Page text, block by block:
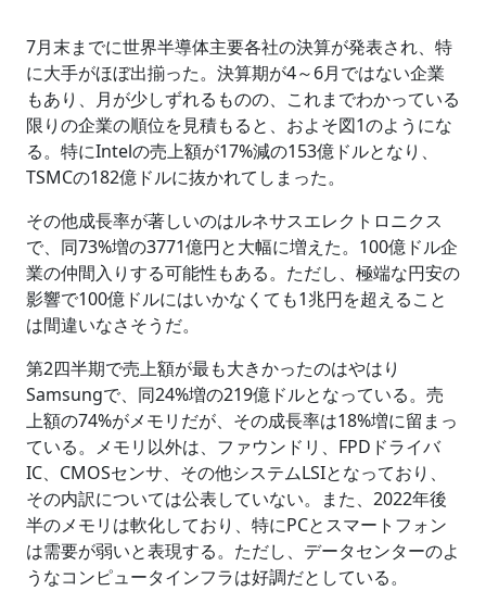
7月末までに世界半導体主要各社の決算が発表され、特
に大手がほぼ出揃った。決算期が4～6月ではない企業
もあり、月が少しずれるものの、これまでわかっている
限りの企業の順位を見積もると、およそ図1のようにな
る。特にIntelの売上額が17%減の153億ドルとなり、
TSMCの182億ドルに抜かれてしまった。
その他成長率が著しいのはルネサスエレクトロニクス
で、同73%増の3771億円と大幅に増えた。100億ドル企
業の仲間入りする可能性もある。ただし、極端な円安の
影響で100億ドルにはいかなくても1兆円を超えること
は間違いなさそうだ。
第2四半期で売上額が最も大きかったのはやはり
Samsungで、同24%増の219億ドルとなっている。売
上額の74%がメモリだが、その成長率は18%増に留まっ
ている。メモリ以外は、ファウンドリ、FPDドライバ
IC、CMOSセンサ、その他システムLSIとなっており、
その内訳については公表していない。また、2022年後
半のメモリは軟化しており、特にPCとスマートフォン
は需要が弱いと表現する。ただし、データセンターのよ
うなコンピュータインフラは好調だとしている。